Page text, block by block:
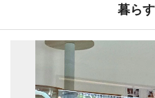
暮ら